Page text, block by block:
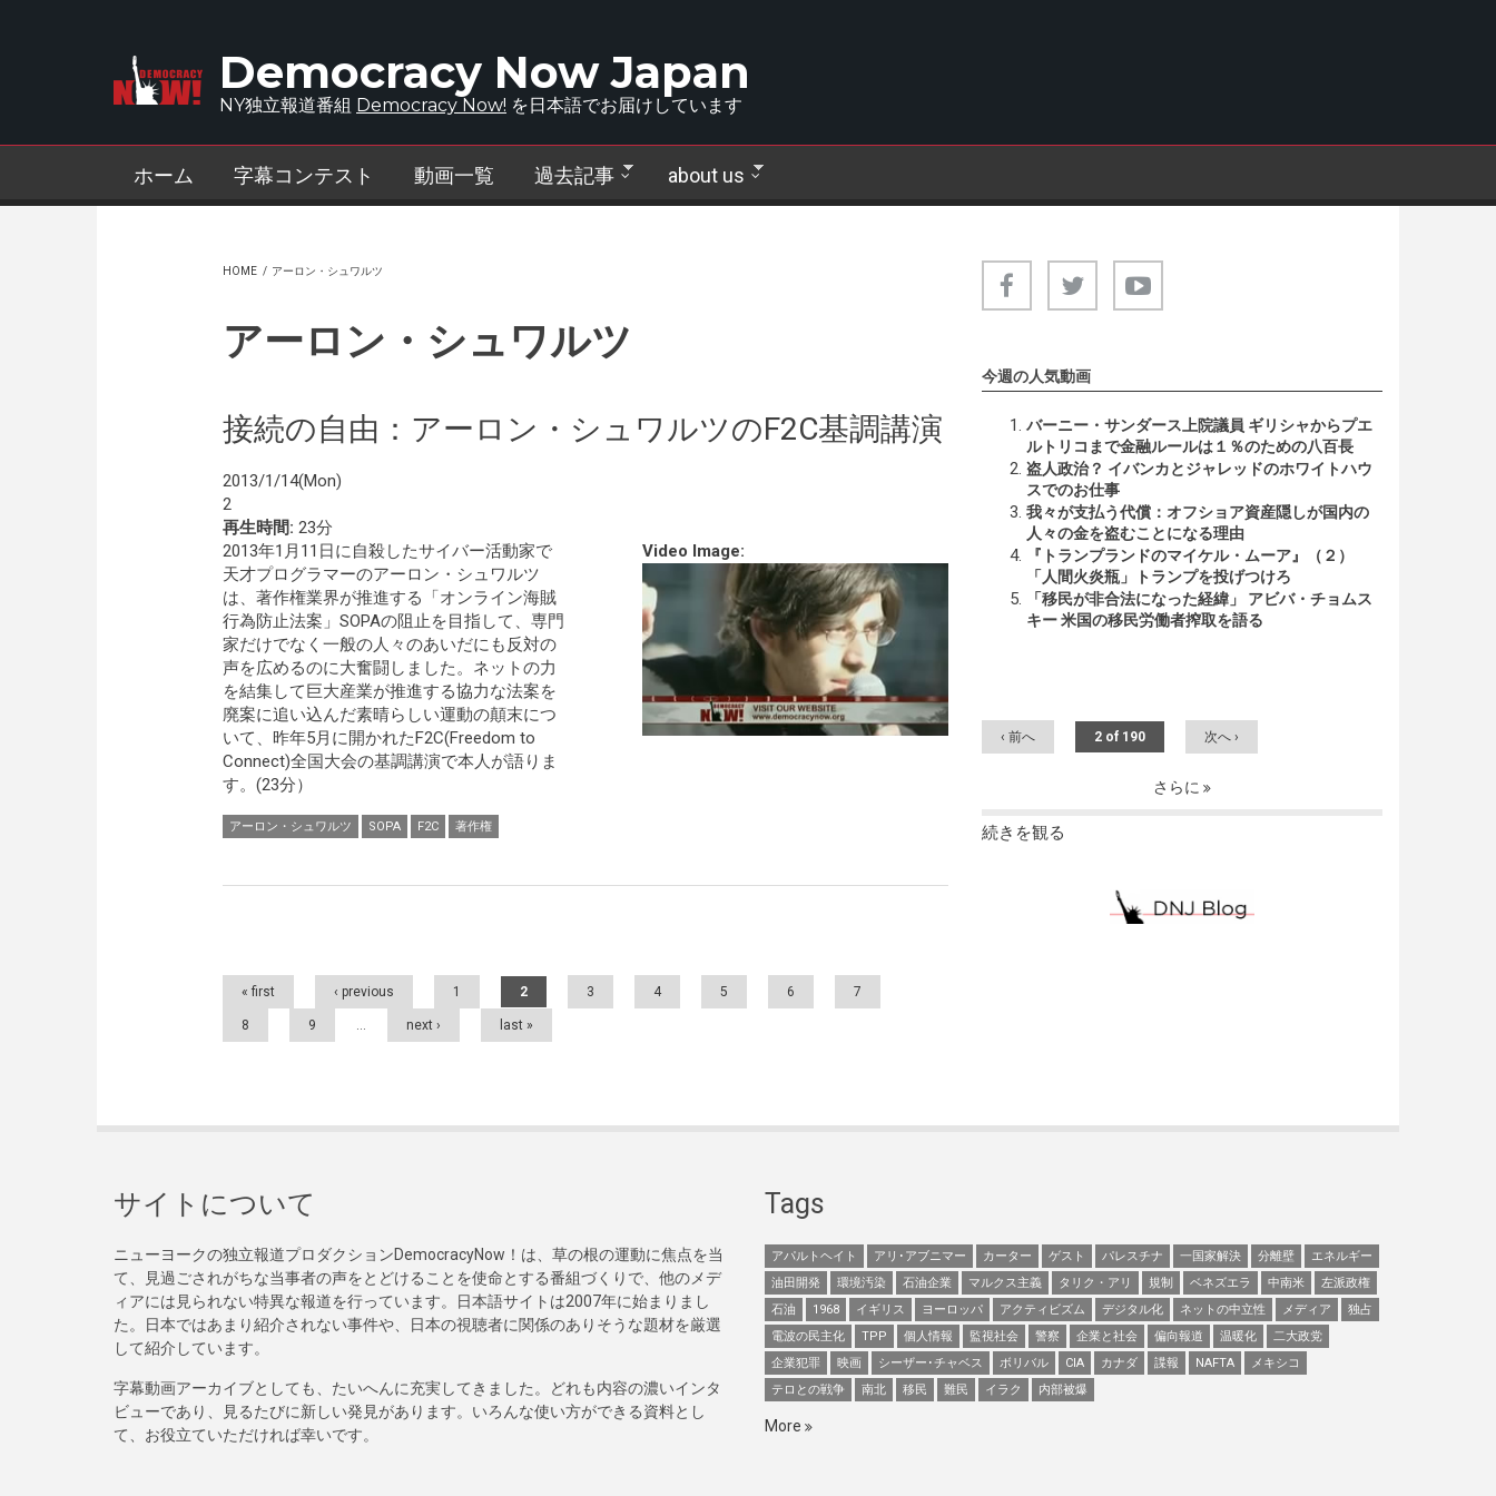
Democracy Now Japan
NY独立報道番組 Democracy Now! を日本語でお届けしています
ホーム 字幕コンテスト 動画一覧 過去記事 about us
HOME / アーロン・シュワルツ
アーロン・シュワルツ
接続の自由：アーロン・シュワルツのF2C基調講演
2013/1/14(Mon)
2
再生時間: 23分
Video Image:
2013年1月11日に自殺したサイバー活動家で
天才プログラマーのアーロン・シュワルツ
は、著作権業界が推進する「オンライン海賊
行為防止法案」SOPAの阻止を目指して、専門
家だけでなく一般の人々のあいだにも反対の
声を広めるのに大奮闘しました。ネットの力
を結集して巨大産業が推進する協力な法案を
廃案に追い込んだ素晴らしい運動の顛末につ
いて、昨年5月に開かれたF2C(Freedom to
Connect)全国大会の基調講演で本人が語りま
す。(23分）
アーロン・シュワルツ SOPA F2C 著作権
Pages
« first ‹ previous 1 2 3 4 5 6 7
8 9 … next › last »
今週の人気動画
バーニー・サンダース上院議員 ギリシャからプエ
ルトリコまで金融ルールは１％のための八百長
盗人政治？ イバンカとジャレッドのホワイトハウ
スでのお仕事
我々が支払う代償：オフショア資産隠しが国内の
人々の金を盗むことになる理由
『トランプランドのマイケル・ムーア』（２）
「人間火炎瓶」トランプを投げつけろ
「移民が非合法になった経緯」 アビバ・チョムス
キー 米国の移民労働者搾取を語る
‹ 前へ 2 of 190 次へ ›
さらに
続きを観る
サイトについて
ニューヨークの独立報道プロダクションDemocracyNow！は、草の根の運動に焦点を当
て、見過ごされがちな当事者の声をとどけることを使命とする番組づくりで、他のメデ
ィアには見られない特異な報道を行っています。日本語サイトは2007年に始まりまし
た。日本ではあまり紹介されない事件や、日本の視聴者に関係のありそうな題材を厳選
して紹介しています。
字幕動画アーカイブとしても、たいへんに充実してきました。どれも内容の濃いインタ
ビューであり、見るたびに新しい発見があります。いろんな使い方ができる資料とし
て、お役立ていただければ幸いです。
Tags
アパルトヘイト アリ･アブニマー カーター ゲスト パレスチナ 一国家解決 分離壁
エネルギー
油田開発
環境汚染 石油企業 マルクス主義 タリク・アリ 規制 ベネズエラ 中南米
左派政権
石油
1968 イギリス ヨーロッパ アクティビズム デジタル化 ネットの中立性 メディア
独占
電波の民主化
TPP 個人情報 監視社会 警察 企業と社会 偏向報道 温暖化
二大政党
企業犯罪
映画 シーザー･チャベス ボリバル CIA カナダ 諜報 NAFTA
メキシコ
テロとの戦争
南北 移民 難民 イラク 内部被爆
More